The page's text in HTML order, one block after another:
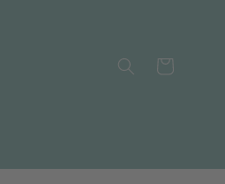
Warenkorb